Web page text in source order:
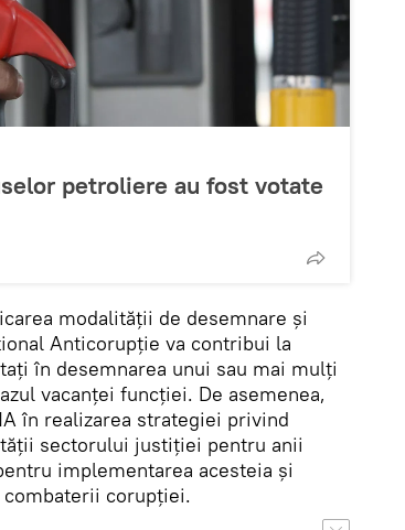
petroliere au fost votate
modalității de desemnare și
Anticorupție va contribui la
în desemnarea unui sau mai mulți
vacanței funcției. De asemenea,
în realizarea strategiei privind
sectorului justiției pentru anii
implementarea acesteia și
corupției.